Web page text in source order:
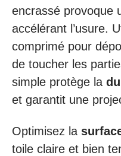
encrassé provoque
accélérant l’usure.
comprimé pour
de toucher les
simple protège la
et garantit une
Optimisez la
toile claire et bien